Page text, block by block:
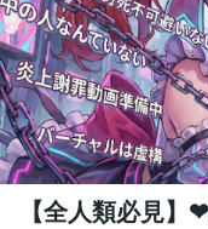
【全人類必見